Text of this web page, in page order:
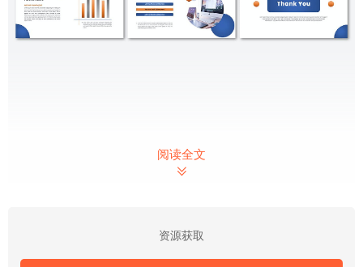
阅读全文
资源获取